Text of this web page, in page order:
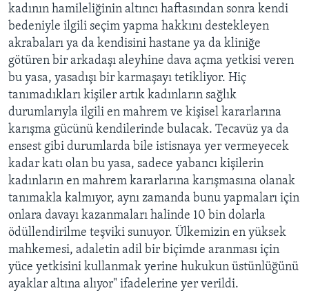
kadının hamileliğinin altıncı haftasından sonra kendi
bedeniyle ilgili seçim yapma hakkını destekleyen
akrabaları ya da kendisini hastane ya da kliniğe
götüren bir arkadaşı aleyhine dava açma yetkisi veren
bu yasa, yasadışı bir karmaşayı tetikliyor. Hiç
tanımadıkları kişiler artık kadınların sağlık
durumlarıyla ilgili en mahrem ve kişisel kararlarına
karışma gücünü kendilerinde bulacak. Tecavüz ya da
ensest gibi durumlarda bile istisnaya yer vermeyecek
kadar katı olan bu yasa, sadece yabancı kişilerin
kadınların en mahrem kararlarına karışmasına olanak
tanımakla kalmıyor, aynı zamanda bunu yapmaları için
onlara davayı kazanmaları halinde 10 bin dolarla
ödüllendirilme teşviki sunuyor. Ülkemizin en yüksek
mahkemesi, adaletin adil bir biçimde aranması için
yüce yetkisini kullanmak yerine hukukun üstünlüğünü
ayaklar altına alıyor" ifadelerine yer verildi.